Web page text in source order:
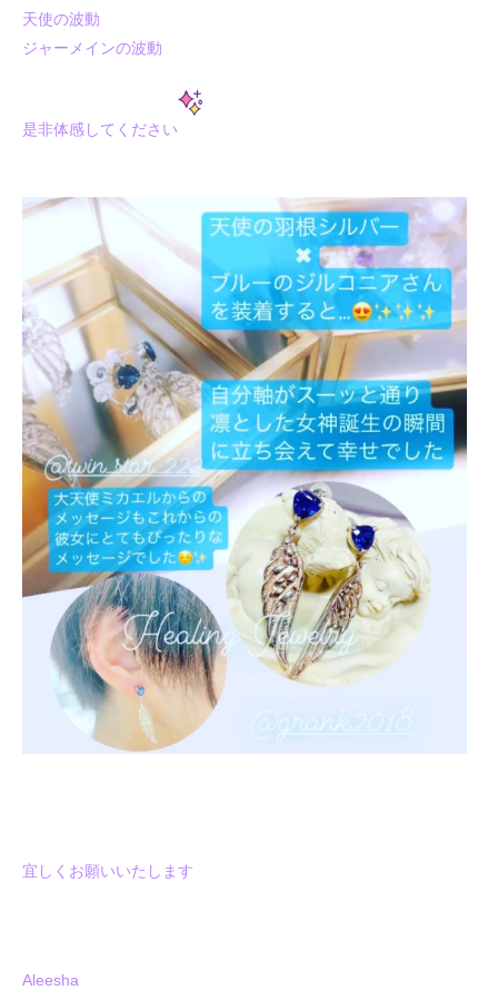
天使の波動
ジャーメインの波動
是非体感してください
宜しくお願いいたします
Aleesha